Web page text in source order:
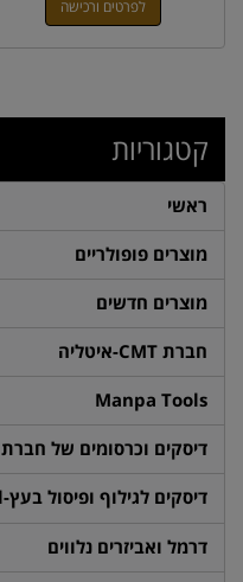
לפרטים ורכישה
קטגוריות
ראשי
מוצרים פופולריים
מוצרים חדשים
חברת CMT-איטליה
Manpa Tools
דיסקים וכרסומים של חברת SABURR-מארה"ב
דיסקים לגילוף ופיסול בעץ-Kutzall
דרמל ואביזרים נלווים